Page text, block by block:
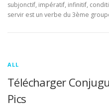
subjonctif, impératif, infinitif,
servir est un verbe du 3ème
ALL
Télécharger
Pics